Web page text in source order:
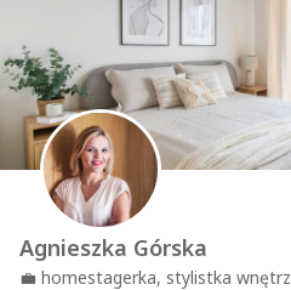
Agnieszka Górska
💼 homestagerka, stylistka wnętrz